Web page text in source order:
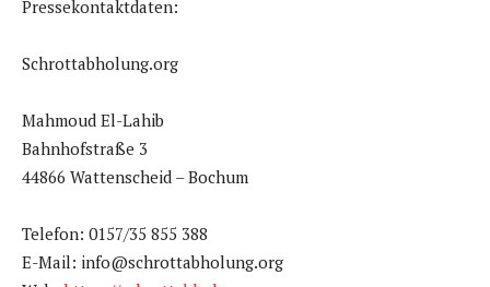
Pressekontaktdaten:
Schrottabholung.org
Mahmoud El-Lahib
Bahnhofstraße 3
44866 Wattenscheid – Bochum
Telefon: 0157/35 855 388
E-Mail: info@schrottabholung.org